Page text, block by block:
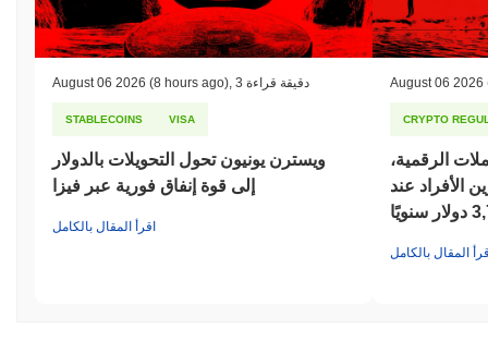
August 06 2026 (8 hours ago) 3 دقيقة قراءة
STABLECOINS VISA
ويسترن يونيون تحول التحويلات بالدولار
إلى قوة إنفاق فورية عبر فيزا
اقرأ المقال بالكامل
August 06 2026
CRYPTO
الرقمية،
الأفراد عند
المقال بالكامل